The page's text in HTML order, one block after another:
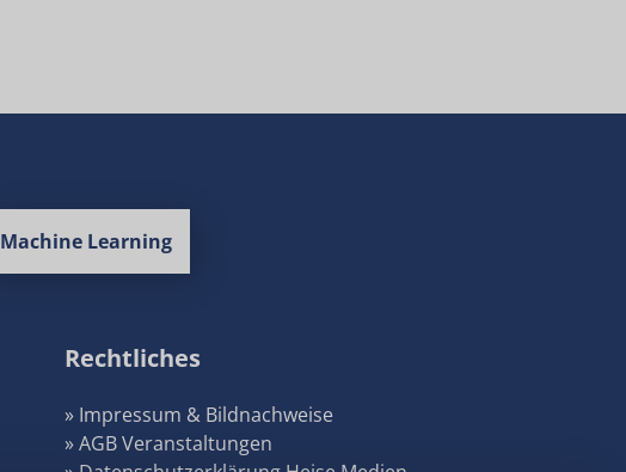
Machine Learning
Rechtliches
» Impressum & Bildnachweise
» AGB Veranstaltungen